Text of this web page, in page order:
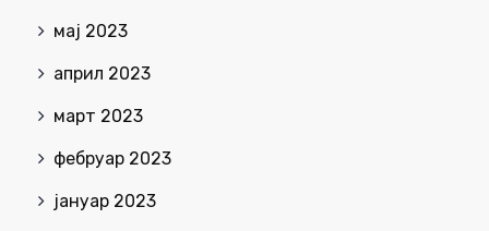
мај 2023
април 2023
март 2023
фебруар 2023
јануар 2023